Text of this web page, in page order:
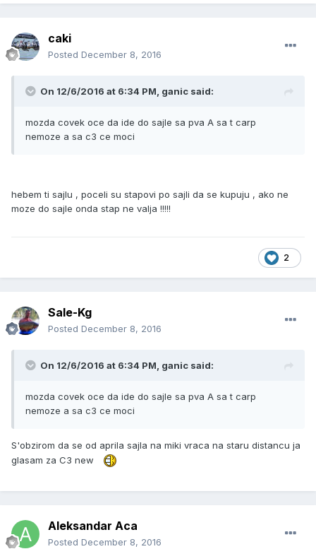
caki
Posted December 8, 2016
On 12/6/2016 at 6:34 PM, ganic said:
mozda covek oce da ide do sajle sa pva A sa t carp
nemoze a sa c3 ce moci
hebem ti sajlu , poceli su stapovi po sajli da se kupuju , ako ne
moze do sajle onda stap ne valja !!!!!
2
Sale-Kg
Posted December 8, 2016
On 12/6/2016 at 6:34 PM, ganic said:
mozda covek oce da ide do sajle sa pva A sa t carp
nemoze a sa c3 ce moci
S'obzirom da se od aprila sajla na miki vraca na staru distancu ja
glasam za C3 new
Aleksandar Aca
Posted December 8, 2016